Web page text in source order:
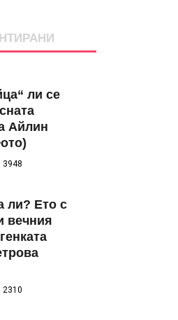
ли се
Айлин
3948
ли? Ето с
вечния
2310